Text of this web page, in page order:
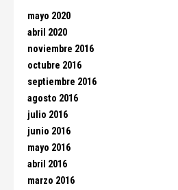
mayo 2020
abril 2020
noviembre 2016
octubre 2016
septiembre 2016
agosto 2016
julio 2016
junio 2016
mayo 2016
abril 2016
marzo 2016